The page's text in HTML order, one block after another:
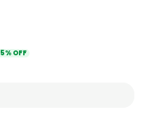
5% OFF